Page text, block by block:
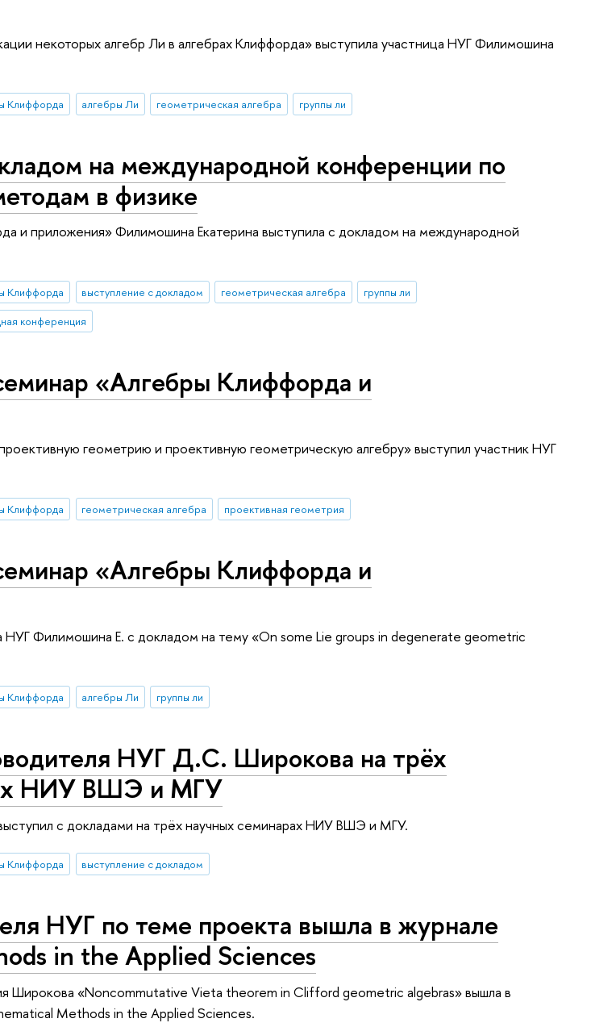
некоторых алгебр Ли в алгебрах Клиффорда» выступила участница НУГ Филимошина
Клиффорда алгебры Ли геометрическая алгебра группы ли
на международной конференции по
в физике
и приложения» Филимошина Екатерина выступила с докладом на международной
Клиффорда выступление с докладом геометрическая алгебра
группы ли
конференция
«Алгебры Клиффорда и
геометрию и проективную геометрическую алгебру» выступил участник НУГ
Клиффорда геометрическая алгебра проективная геометрия
«Алгебры Клиффорда и
НУГ Филимошина Е. с докладом на тему «On some Lie groups in degenerate geometric
Клиффорда алгебры Ли группы ли
НУГ Д.С. Широкова на трёх
НИУ ВШЭ и МГУ
с докладами на трёх научных семинарах НИУ ВШЭ и МГУ.
Клиффорда выступление с докладом
НУГ по теме проекта вышла в журнале
in the Applied Sciences
Широкова «Noncommutative Vieta theorem in Clifford geometric algebras» вышла в
Methods in the Applied Sciences.